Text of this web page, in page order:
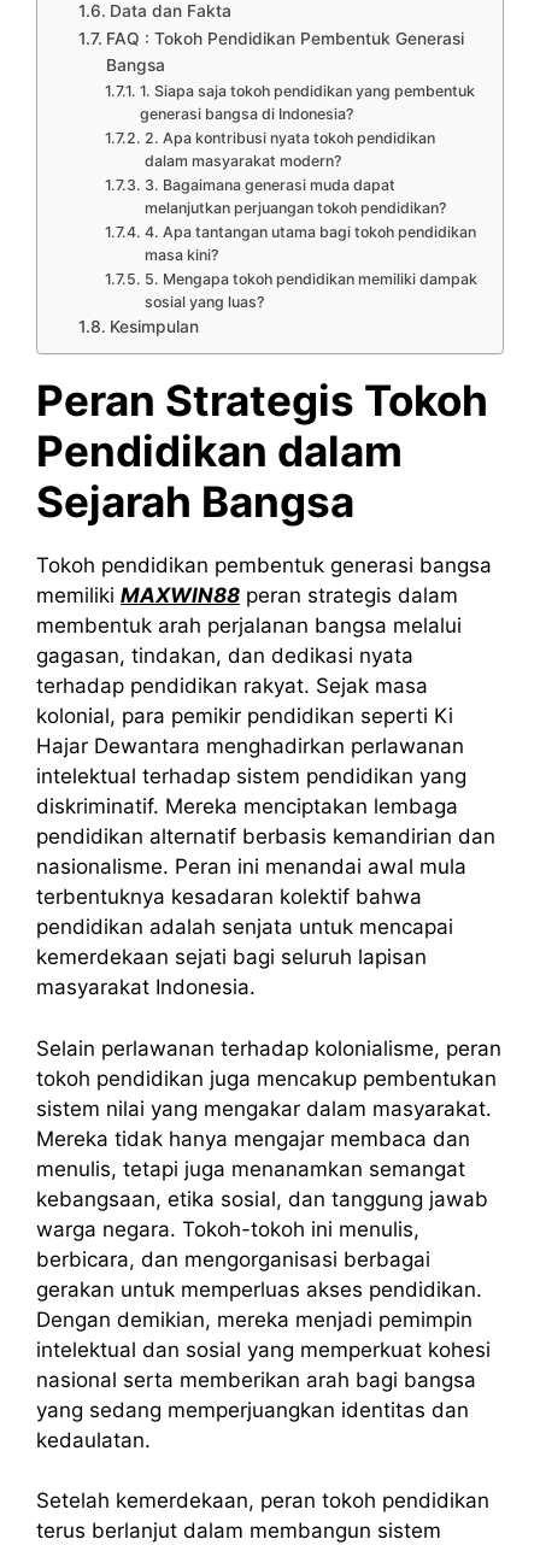
Data dan Fakta
FAQ : Tokoh Pendidikan Pembentuk Generasi
Bangsa
1. Siapa saja tokoh pendidikan yang pembentuk
generasi bangsa di Indonesia?
2. Apa kontribusi nyata tokoh pendidikan
dalam masyarakat modern?
3. Bagaimana generasi muda dapat
melanjutkan perjuangan tokoh pendidikan?
4. Apa tantangan utama bagi tokoh pendidikan
masa kini?
5. Mengapa tokoh pendidikan memiliki dampak
sosial yang luas?
Kesimpulan
Peran Strategis Tokoh
Pendidikan dalam
Sejarah Bangsa
Tokoh pendidikan pembentuk generasi bangsa
memiliki MAXWIN88 peran strategis dalam
membentuk arah perjalanan bangsa melalui
gagasan, tindakan, dan dedikasi nyata
terhadap pendidikan rakyat. Sejak masa
kolonial, para pemikir pendidikan seperti Ki
Hajar Dewantara menghadirkan perlawanan
intelektual terhadap sistem pendidikan yang
diskriminatif. Mereka menciptakan lembaga
pendidikan alternatif berbasis kemandirian dan
nasionalisme. Peran ini menandai awal mula
terbentuknya kesadaran kolektif bahwa
pendidikan adalah senjata untuk mencapai
kemerdekaan sejati bagi seluruh lapisan
masyarakat Indonesia.
Selain perlawanan terhadap kolonialisme, peran
tokoh pendidikan juga mencakup pembentukan
sistem nilai yang mengakar dalam masyarakat.
Mereka tidak hanya mengajar membaca dan
menulis, tetapi juga menanamkan semangat
kebangsaan, etika sosial, dan tanggung jawab
warga negara. Tokoh-tokoh ini menulis,
berbicara, dan mengorganisasi berbagai
gerakan untuk memperluas akses pendidikan.
Dengan demikian, mereka menjadi pemimpin
intelektual dan sosial yang memperkuat kohesi
nasional serta memberikan arah bagi bangsa
yang sedang memperjuangkan identitas dan
kedaulatan.
Setelah kemerdekaan, peran tokoh pendidikan
terus berlanjut dalam membangun sistem